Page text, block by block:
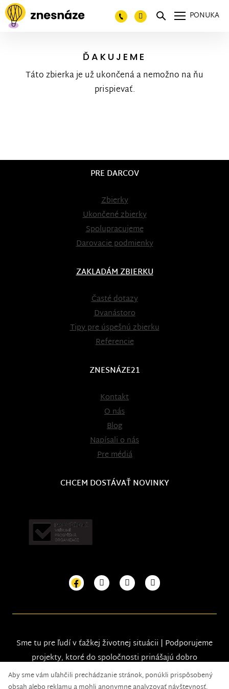
PONUKA
ĎAKUJEME
Táto zbierka je už ukončená a nemožno na ňu
prispievať.
PRE DARCOV
Zbierky
Ukončené zbierky
Spolupracujeme
Darovacie podmienky
ZAKLADÁM ZBIERKU
Časté dotazy
Dvanástoro
Tipy pre úspešnú zbierku
Referencie
ZNESNÁZE21
Kontakt
O nás
Blog
Napísali o nás
Pre médiá
CHCEM DOSTÁVAŤ NOVINKY
Sme tu pre ľudí v ťažkej životnej situácii | Podporujeme
projekty, ktoré do spoločnosti prinášajú dobro
Aby sme vám uľahčili prechádzanie stránok, ponúkli prispôsobený